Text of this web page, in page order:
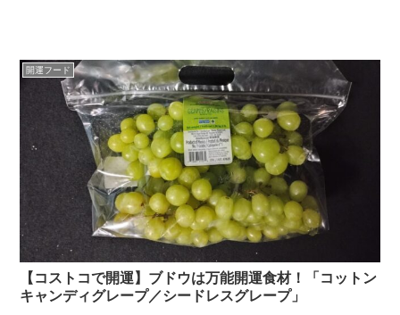
開運フード
【コストコで開運】ブドウは万能開運食材！「コットン
キャンディグレープ／シードレスグレープ」